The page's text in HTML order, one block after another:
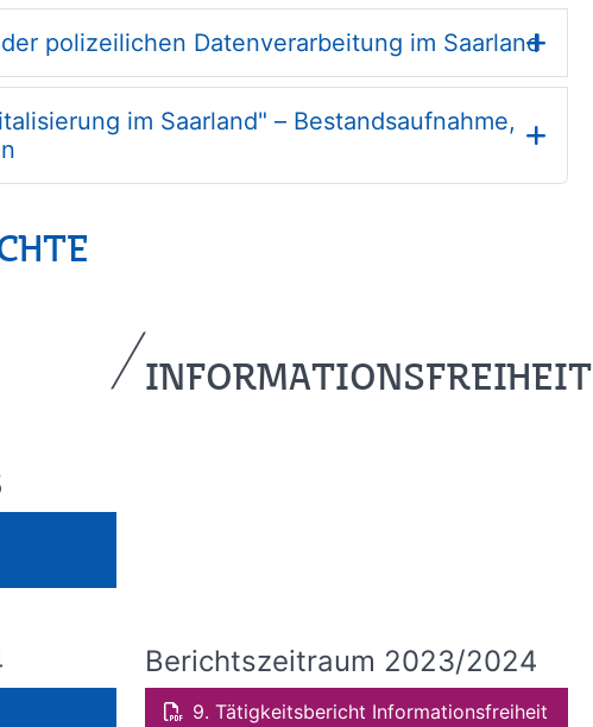
polizeilichen Datenverarbeitung im Saarland
im Saarland" – Bestandsaufnahme,
INFORMATIONSFREIHEIT
Berichtszeitraum 2023/2024
9. Tätigkeitsbericht Informationsfreiheit